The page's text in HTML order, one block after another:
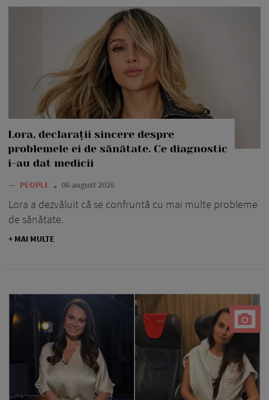
Lora, declarații sincere despre
problemele ei de sănătate. Ce diagnostic
i-au dat medicii
— PEOPLE 06 august 2026
Lora a dezvăluit că se confruntă cu mai multe probleme
de sănătate.
+ MAI MULTE